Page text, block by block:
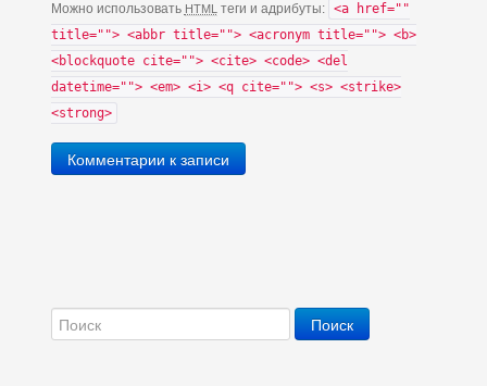
Можно использовать HTML теги и адрибуты: <a href=""
title=""> <abbr title=""> <acronym title=""> <b>
<blockquote cite=""> <cite> <code> <del
datetime=""> <em> <i> <q cite=""> <s> <strike>
<strong>
Комментарии к записи